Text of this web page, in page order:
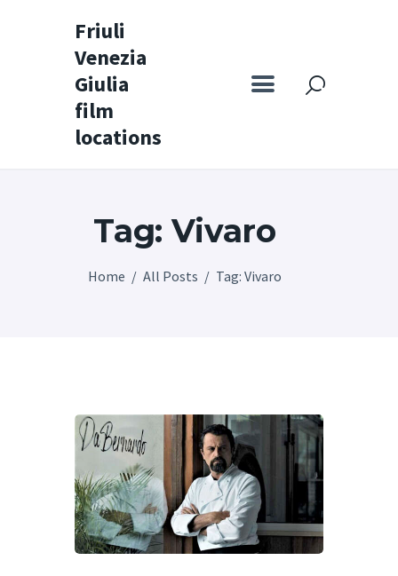
Friuli
Venezia
Giulia
film
locations
Tag: Vivaro
Home All Posts Tag: Vivaro
Friuli Venezia Giulia film locations
Home
Special itineraries
English